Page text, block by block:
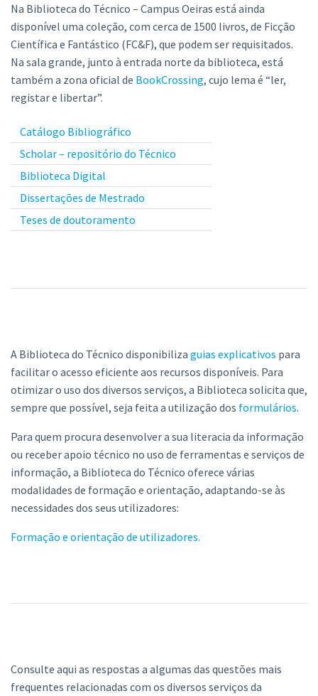
Na Biblioteca do Técnico – Campus Oeiras está ainda
disponível uma coleção, com cerca de 1500 livros, de Ficção
Científica e Fantástico (FC&F), que podem ser requisitados.
Na sala grande, junto à entrada norte da biblioteca, está
também a zona oficial de BookCrossing, cujo lema é “ler,
registar e libertar”.
Catálogo Bibliográfico
Scholar – repositório do Técnico
Biblioteca Digital
Dissertações de Mestrado
Teses de doutoramento
A Biblioteca do Técnico disponibiliza guias explicativos para
facilitar o acesso eficiente aos recursos disponíveis. Para
otimizar o uso dos diversos serviços, a Biblioteca solicita que,
sempre que possível, seja feita a utilização dos formulários.
Para quem procura desenvolver a sua literacia da informação
ou receber apoio técnico no uso de ferramentas e serviços de
informação, a Biblioteca do Técnico oferece várias
modalidades de formação e orientação, adaptando-se às
necessidades dos seus utilizadores:
Formação e orientação de utilizadores.
Consulte aqui as respostas a algumas das questões mais
frequentes relacionadas com os diversos serviços da